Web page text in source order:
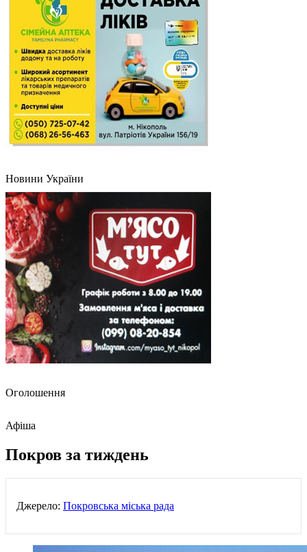
Новини України
Оголошення
Афіша
Покров за тиждень
Джерело: Покровська міська рада